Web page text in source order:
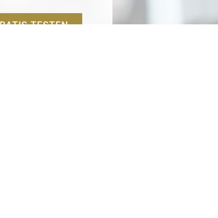
TESTEN